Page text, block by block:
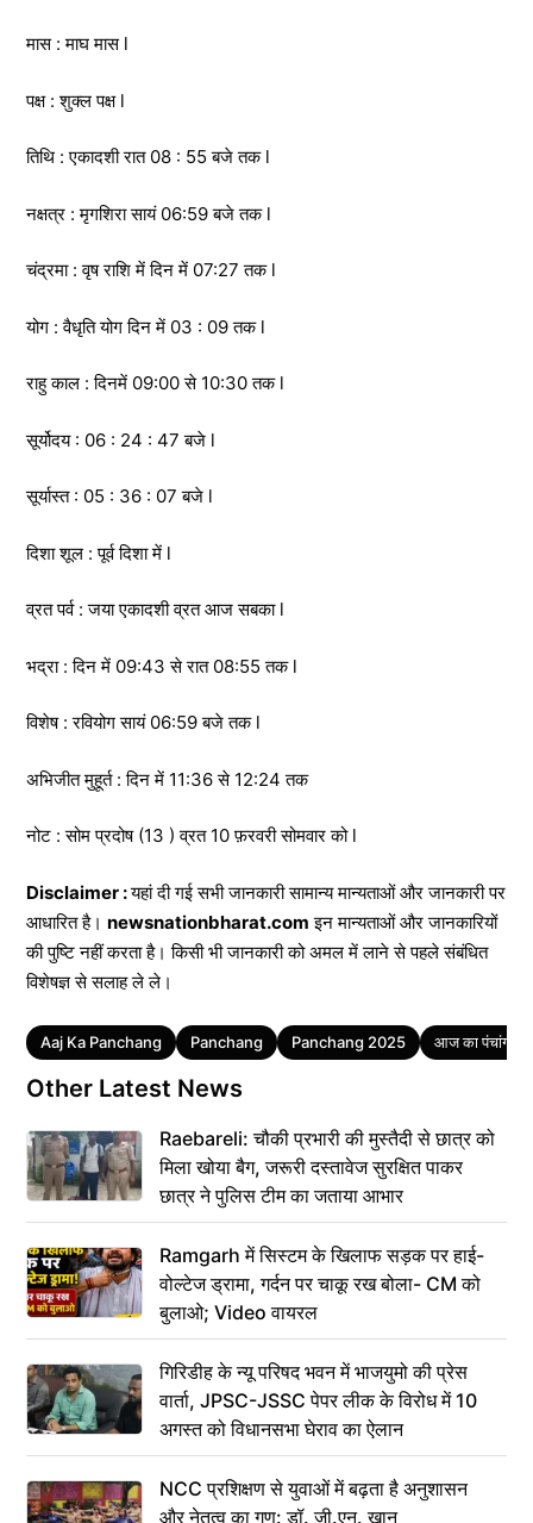
मास : माघ मास l
पक्ष : शुक्ल पक्ष l
तिथि : एकादशी रात 08 : 55 बजे तक l
नक्षत्र : मृगशिरा सायं 06:59 बजे तक l
चंद्रमा : वृष राशि में दिन में 07:27 तक l
योग : वैधृति योग दिन में 03 : 09 तक l
राहु काल : दिनमें 09:00 से 10:30 तक l
सूर्योदय : 06 : 24 : 47 बजे l
सूर्यास्त : 05 : 36 : 07 बजे l
दिशा शूल : पूर्व दिशा में l
व्रत पर्व : जया एकादशी व्रत आज सबका l
भद्रा : दिन में 09:43 से रात 08:55 तक l
विशेष : रवियोग सायं 06:59 बजे तक l
अभिजीत मुहूर्त : दिन में 11:36 से 12:24 तक
नोट : सोम प्रदोष (13 ) व्रत 10 फ़रवरी सोमवार को l
Disclaimer :यहां दी गई सभी जानकारी सामान्य मान्यताओं और जानकारी पर
आधारित है। newsnationbharat.com इन मान्यताओं और जानकारियों
की पुष्टि नहीं करता है। किसी भी जानकारी को अमल में लाने से पहले संबंधित
विशेषज्ञ से सलाह ले ले।
Tags
Aaj Ka Panchang Panchang Panchang 2025 आज का पंचांग
Other Latest News
Raebareli: चौकी प्रभारी की मुस्तैदी से छात्र को
मिला खोया बैग, जरूरी दस्तावेज सुरक्षित पाकर
छात्र ने पुलिस टीम का जताया आभार
Ramgarh में सिस्टम के खिलाफ सड़क पर हाई-
वोल्टेज ड्रामा, गर्दन पर चाकू रख बोला- CM को
बुलाओ; Video वायरल
गिरिडीह के न्यू परिषद भवन में भाजयुमो की प्रेस
वार्ता, JPSC-JSSC पेपर लीक के विरोध में 10
अगस्त को विधानसभा घेराव का ऐलान
NCC प्रशिक्षण से युवाओं में बढ़ता है अनुशासन
और नेतृत्व का गुण: डॉ. जी.एन. खान